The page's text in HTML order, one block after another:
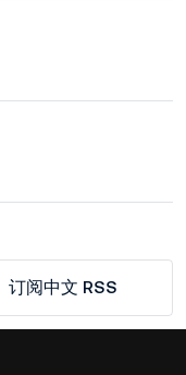
订阅中文 RSS